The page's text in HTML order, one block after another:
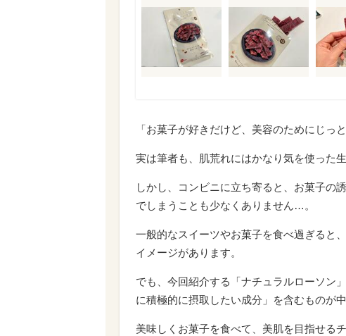
「お菓子が好きだけど、美容のためにじっ
実は筆者も、肌荒れにはかなり気を使った
しかし、コンビニに立ち寄ると、お菓子の
でしまうことも少なくありません…。
一般的なスイーツやお菓子を食べ過ぎると
イメージがあります。
でも、今回紹介する「ナチュラルローソン
に積極的に摂取したい成分」を含むものが中
美味しくお菓子を食べて、美肌を目指せる